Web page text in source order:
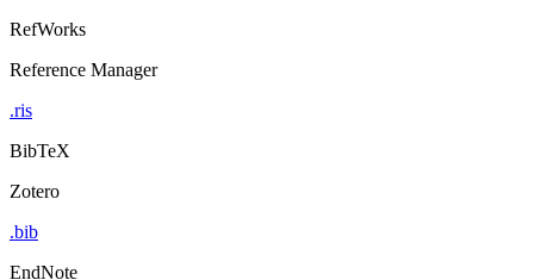
RefWorks
Reference Manager
.ris
BibTeX
Zotero
.bib
EndNote